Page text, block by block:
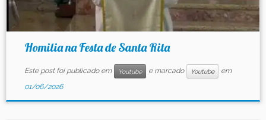
Homilia na Festa de Santa Rita
Este post foi publicado em Youtube e marcado Youtube
em
01/06/2026